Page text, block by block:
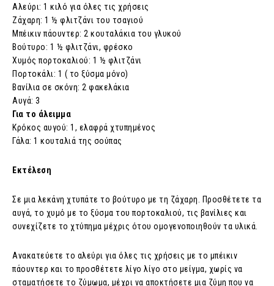
Αλεύρι: 1 κιλό για όλες τις χρήσεις
Ζάχαρη: 1 ½ φλιτζάνι του τσαγιού
Μπέικιν πάουντερ: 2 κουταλάκια του γλυκού
Βούτυρο: 1 ½ φλιτζάνι, φρέσκο
Χυμός πορτοκαλιού: 1 ½ φλιτζάνι
Πορτοκάλι: 1 ( το ξύσμα μόνο)
Βανίλια σε σκόνη: 2 φακελάκια
Αυγά: 3
Για το άλειμμα
Κρόκος αυγού: 1, ελαφρά χτυπημένος
Γάλα: 1 κουταλιά της σούπας
Εκτέλεση
Σε μια λεκάνη χτυπάτε το βούτυρο με τη ζάχαρη. Προσθέτετε τα
αυγά, το χυμό με το ξύσμα του πορτοκαλιού, τις βανίλιες και
συνεχίζετε το χτύπημα μέχρις ότου ομογενοποιηθούν τα υλικά.
Ανακατεύετε το αλεύρι για όλες τις χρήσεις με το μπέικιν
πάουντερ και το προσθέτετε λίγο λίγο στο μείγμα, χωρίς να
σταματήσετε το ζύμωμα, μέχρι να αποκτήσετε μια ζύμη που να